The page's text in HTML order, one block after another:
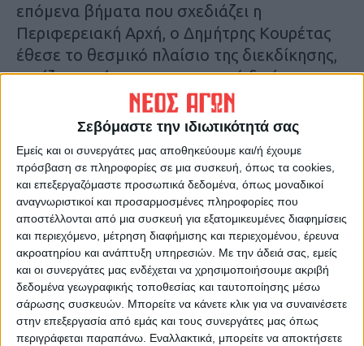
Σεβόμαστε την ιδιωτικότητά σας
Εμείς και οι συνεργάτες μας αποθηκεύουμε και/ή έχουμε
πρόσβαση σε πληροφορίες σε μια συσκευή, όπως τα cookies,
και επεξεργαζόμαστε προσωπικά δεδομένα, όπως μοναδικοί
αναγνωριστικοί και προσαρμοσμένες πληροφορίες που
αποστέλλονται από μια συσκευή για εξατομικευμένες διαφημίσεις
και περιεχόμενο, μέτρηση διαφήμισης και περιεχομένου, έρευνα
ακροατηρίου και ανάπτυξη υπηρεσιών. Με την άδειά σας, εμείς
και οι συνεργάτες μας ενδέχεται να χρησιμοποιήσουμε ακριβή
δεδομένα γεωγραφικής τοποθεσίας και ταυτοποίησης μέσω
σάρωσης συσκευών. Μπορείτε να κάνετε κλικ για να συναινέσετε
στην επεξεργασία από εμάς και τους συνεργάτες μας όπως
περιγράφεται παραπάνω. Εναλλακτικά, μπορείτε να αποκτήσετε
επόμενα βήματα που σχεδιάζει η
Περιφερειακή Αρχή, ο Δημήτρης Κουρέτας
έθεσε το θεσμικό πλαίσιο της διεκδίκησης,
τονίζοντας ότι η περιφερειακή διοίκηση
Θεσσαλίας έχει αποδείξει ότι μπορεί να
αντιμετωπίσει μεγάλες προκλήσεις,
συνεργατικά, με σχεδιασμό στη βάση της
συνέπειας, συνέχειας και σοβαρότητας.
Οφείλουμε λοιπόν σήμερα από εδώ να
συγκροτήσουμε ένα θεσμικό μέτωπο
στήριξης της λειτουργίας των Κέντρων
Πρόληψης της Θεσσαλίας με την παρούσα
μορφή και στη συνέχεια να διεκδικήσουμε
το πλαίσιο των αιτημάτων μας που είναι: